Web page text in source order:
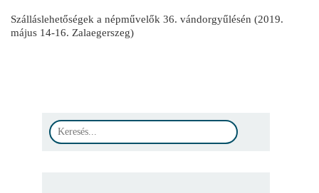
Szálláslehetőségek a népművelők 36. vándorgyűlésén (2019.
május 14-16. Zalaegerszeg)